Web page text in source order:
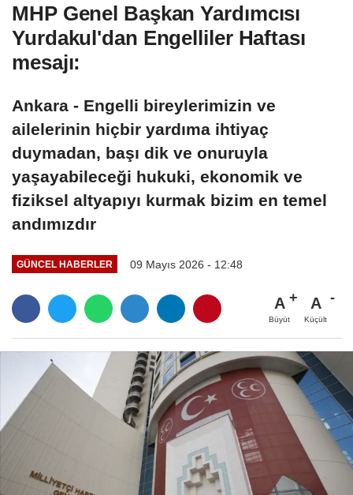
MHP Genel Başkan Yardımcısı
Yurdakul'dan Engelliler Haftası
mesajı:
Ankara - Engelli bireylerimizin ve
ailelerinin hiçbir yardıma ihtiyaç
duymadan, başı dik ve onuruyla
yaşayabileceği hukuki, ekonomik ve
fiziksel altyapıyı kurmak bizim en temel
andımızdır
GÜNCEL HABERLER 09 Mayıs 2026 - 12:48
A
Büyüt
A
Küçült